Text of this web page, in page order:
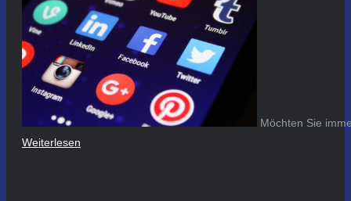
Möchten Sie
Weiterlesen